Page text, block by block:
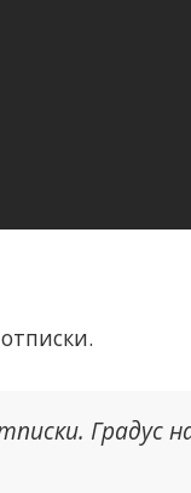
Градус